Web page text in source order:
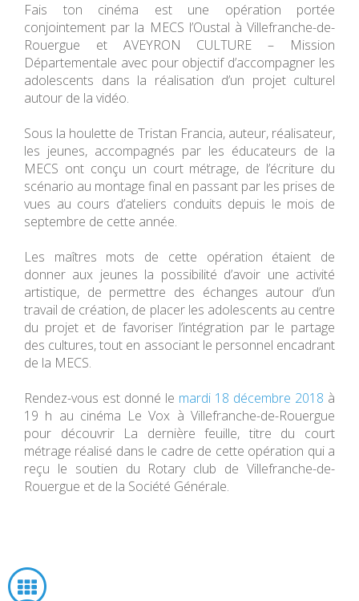
Fais ton cinéma est une opération portée
conjointement par la MECS l’Oustal à Villefranche-de-
Rouergue et AVEYRON CULTURE – Mission
Départementale avec pour objectif d’accompagner les
adolescents dans la réalisation d’un projet culturel
autour de la vidéo.
Sous la houlette de Tristan Francia, auteur, réalisateur,
les jeunes, accompagnés par les éducateurs de la
MECS ont conçu un court métrage, de l’écriture du
scénario au montage final en passant par les prises de
vues au cours d’ateliers conduits depuis le mois de
septembre de cette année.
Les maîtres mots de cette opération étaient de
donner aux jeunes la possibilité d’avoir une activité
artistique, de permettre des échanges autour d’un
travail de création, de placer les adolescents au centre
du projet et de favoriser l’intégration par le partage
des cultures, tout en associant le personnel encadrant
de la MECS.
Rendez-vous est donné le mardi 18 décembre 2018 à
19 h au cinéma Le Vox à Villefranche-de-Rouergue
pour découvrir La dernière feuille, titre du court
métrage réalisé dans le cadre de cette opération qui a
reçu le soutien du Rotary club de Villefranche-de-
Rouergue et de la Société Générale.